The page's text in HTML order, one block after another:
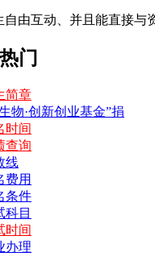
自由互动、并且能直接与
门
简章
物·创新创业基金”捐
时间
查询
线
费用
条件
科目
时间
办理